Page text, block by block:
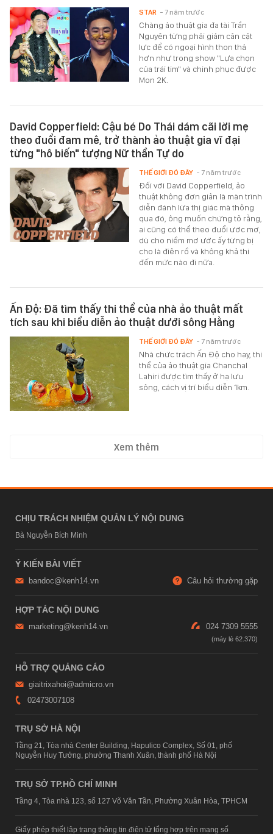
Chàng ảo thuật gia đa tài Trần
Nguyên từng phải giảm cân cật
lực để có ngoại hình thon thả
hơn như trong show "Lựa chọn
của trái tim" và chinh phục được
Mon 2K.
STAR - 7 năm trước
David Copperfield: Cậu bé Do Thái dám cãi lời mẹ
theo đuổi đam mê, trở thành ảo thuật gia vĩ đại
từng "hô biến" tượng Nữ thần Tự do
Đối với David Copperfield, ảo
thuật không đơn giản là màn trình
diễn đánh lừa thị giác mà thông
qua đó, ông muốn chứng tỏ rằng,
ai cũng có thể theo đuổi ước mơ,
dù cho niềm mơ ước ấy từng bị
cho là điên rồ và không khả thi
đến mức nào đi nữa.
THẾ GIỚI ĐÓ ĐÂY - 7 năm trước
Ấn Độ: Đã tìm thấy thi thể của nhà ảo thuật mất
tích sau khi biểu diễn ảo thuật dưới sông Hằng
Nhà chức trách Ấn Độ cho hay, thi
thể của ảo thuật gia Chanchal
Lahiri được tìm thấy ở hạ lưu
sông, cách vị trí biểu diễn 1km.
THẾ GIỚI ĐÓ ĐÂY - 7 năm trước
Xem thêm
CHỊU TRÁCH NHIỆM QUẢN LÝ NỘI DUNG
Bà Nguyễn Bích Minh
Ý KIẾN BÀI VIẾT
bandoc@kenh14.vn Câu hỏi thường gặp
HỢP TÁC NỘI DUNG
marketing@kenh14.vn 024 7309 5555
HỖ TRỢ QUẢNG CÁO
giaitrixahoi@admicro.vn
02473007108
TRỤ SỞ HÀ NỘI
Tầng 21, Tòa nhà Center Building, Hapulico Complex, Số 01, phố
Nguyễn Huy Tưởng, phường Thanh Xuân, thành phố Hà Nội
TRỤ SỞ TP.HỒ CHÍ MINH
Tầng 4, Tòa nhà 123, số 127 Võ Văn Tần, Phường Xuân Hòa, TPHCM
Giấy phép thiết lập trang thông tin điện tử tổng hợp trên mạng số